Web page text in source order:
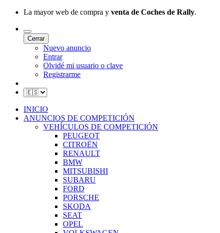
La mayor web de compra y venta de Coches de Rally.
Cerrar
Nuevo anuncio
Entrar
Olvidé mi usuario o clave
Registrarme
INICIO
ANUNCIOS DE COMPETICIÓN
VEHÍCULOS DE COMPETICIÓN
PEUGEOT
CITROËN
RENAULT
BMW
MITSUBISHI
SUBARU
FORD
PORSCHE
SKODA
SEAT
OPEL